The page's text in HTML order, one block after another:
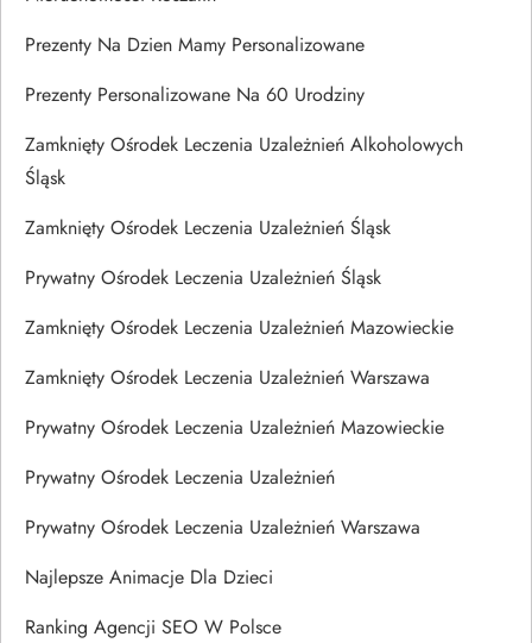
Prezenty Na Dzien Mamy Personalizowane
Prezenty Personalizowane Na 60 Urodziny
Zamknięty Ośrodek Leczenia Uzależnień Alkoholowych
Śląsk
Zamknięty Ośrodek Leczenia Uzależnień Śląsk
Prywatny Ośrodek Leczenia Uzależnień Śląsk
Zamknięty Ośrodek Leczenia Uzależnień Mazowieckie
Zamknięty Ośrodek Leczenia Uzależnień Warszawa
Prywatny Ośrodek Leczenia Uzależnień Mazowieckie
Prywatny Ośrodek Leczenia Uzależnień
Prywatny Ośrodek Leczenia Uzależnień Warszawa
Najlepsze Animacje Dla Dzieci
Ranking Agencji SEO W Polsce